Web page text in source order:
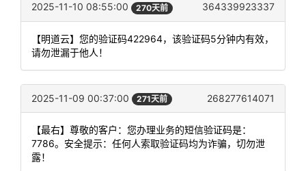
2025-11-10 08:55:00 270天前 364339923337
【明道云】您的验证码422964，该验证码5分钟内有效，
请勿泄漏于他人！
2025-11-09 00:37:00 271天前 268277614071
【最右】尊敬的客户：您办理业务的短信验证码是：
7786。安全提示：任何人索取验证码均为诈骗，切勿泄
露！